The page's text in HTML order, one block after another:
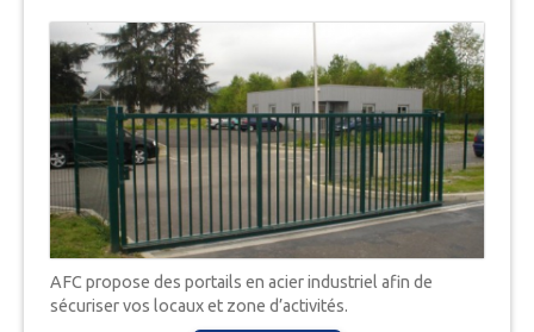
AFC propose des portails en acier industriel afin de
sécuriser vos locaux et zone d’activités.